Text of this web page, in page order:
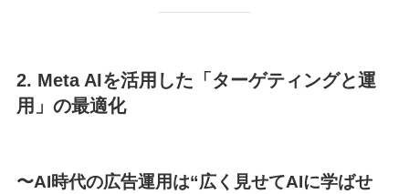
2. Meta AIを活用した「ターゲティングと運
用」の最適化
〜AI時代の広告運用は“広く見せてAIに学ばせ